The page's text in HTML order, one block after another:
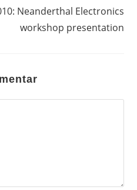
Neanderthal Electronics
workshop presentation